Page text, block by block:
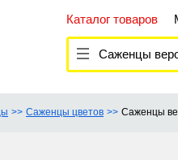
Каталог товаров
Саженцы
Саженцы цветов Саженцы